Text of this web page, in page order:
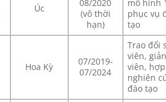
Úc
08/2020
(vô thời
hạn)
mô hình
phục vụ
tạo
Hoa Kỳ
07/2019-
07/2024
Trao đổi
viên,
viên,
nghiên
đào tạo